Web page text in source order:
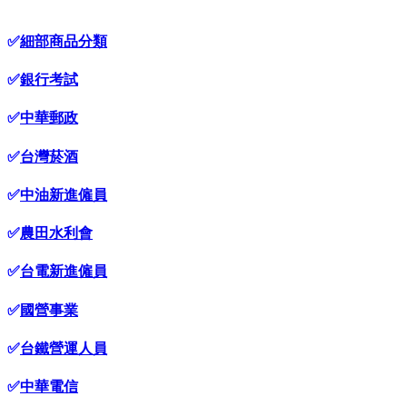
✅細部商品分類
✅銀行考試
✅中華郵政
✅台灣菸酒
✅中油新進僱員
✅農田水利會
✅台電新進僱員
✅國營事業
✅台鐵營運人員
✅中華電信